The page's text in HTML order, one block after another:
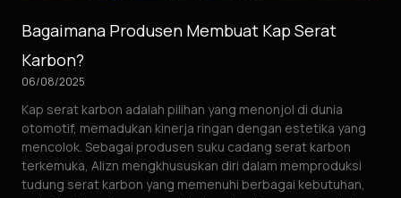
Bagaimana Produsen Membuat Kap Serat
Karbon?
06/08/2025
Kap serat karbon adalah pilihan yang menonjol di dunia
otomotif, memadukan kinerja ringan dengan estetika yang
mencolok. Sebagai produsen suku cadang serat karbon
terkemuka, Alizn mengkhususkan diri dalam memproduksi
tudung serat karbon yang memenuhi berbagai kebutuhan,